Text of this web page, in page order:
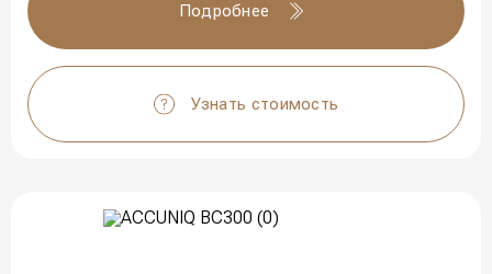
Подробнее
Узнать стоимость